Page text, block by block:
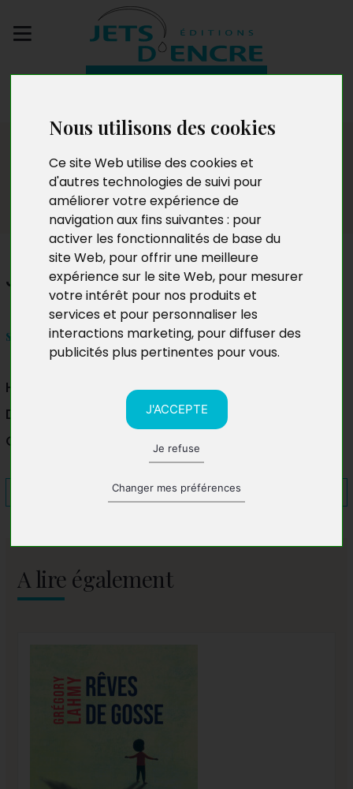
Nous utilisons des cookies
Ce site Web utilise des cookies et
d'autres technologies de suivi pour
améliorer votre expérience de
navigation aux fins suivantes : pour
activer les fonctionnalités de base du
site Web, pour offrir une meilleure
expérience sur le site Web, pour mesurer
votre intérêt pour nos produits et
services et pour personnaliser les
interactions marketing, pour diffuser des
publicités plus pertinentes pour vous.
J'ACCEPTE
Je refuse
Changer mes préférences
Dédicaces
Joseph Pierre Abah
samedi 1er mai
Hôtel la Falaise Bonapriso
Douala
Cameroun
A lire également